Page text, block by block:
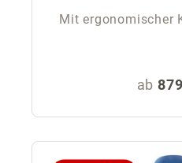
Mit ergonomischer
ab